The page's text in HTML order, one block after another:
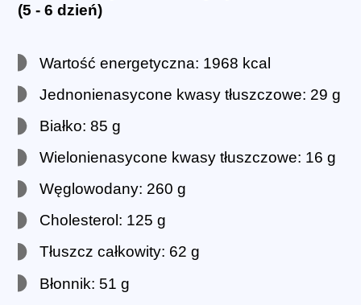
(5 - 6 dzień)
Wartość energetyczna: 1968 kcal
Jednonienasycone kwasy tłuszczowe: 29 g
Białko: 85 g
Wielonienasycone kwasy tłuszczowe: 16 g
Węglowodany: 260 g
Cholesterol: 125 g
Tłuszcz całkowity: 62 g
Błonnik: 51 g